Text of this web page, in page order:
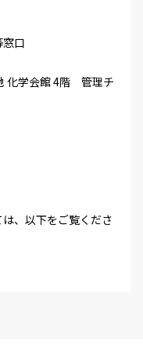
口
化学会館 4階 管理チ
、以下をご覧くださ